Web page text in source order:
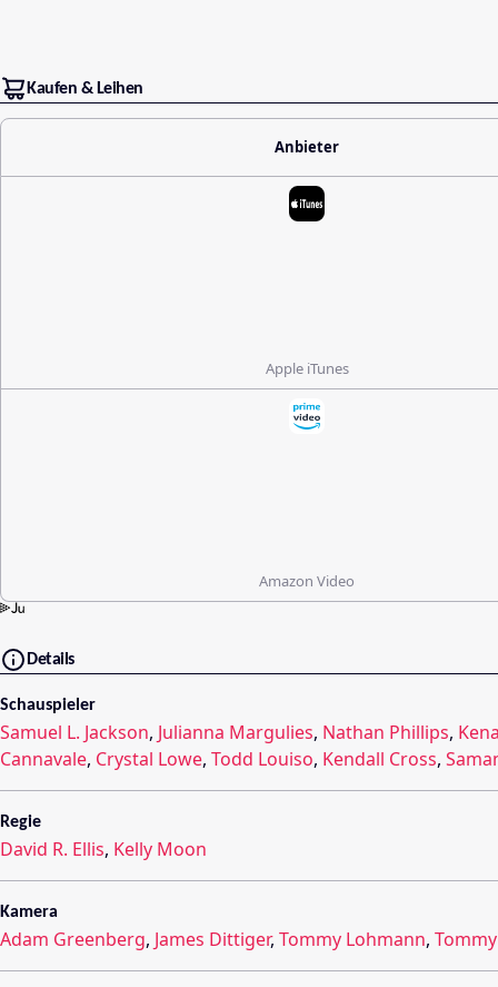
Kaufen & Leihen
Anbieter
Apple iTunes
Amazon Video
Details
Schauspieler
Samuel L. Jackson, Julianna Margulies, Nathan Phillips,
Cannavale, Crystal Lowe, Todd Louiso, Kendall Cross,
Regie
David R. Ellis, Kelly Moon
Kamera
Adam Greenberg, James Dittiger, Tommy Lohmann,